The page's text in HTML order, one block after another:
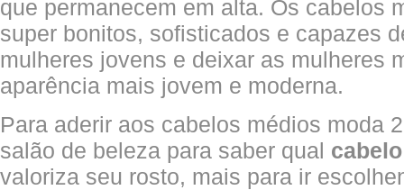
que permanecem em alta. Os cabelos
super bonitos, sofisticados e capazes
mulheres jovens e deixar as mulheres
aparência mais jovem e moderna.
Para aderir aos cabelos médios moda
salão de beleza para saber qual
valoriza seu rosto, mais para ir